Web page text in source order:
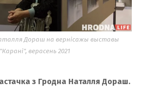
Дораш на вернісажы выставы
"Карані", верасень 2021
з Гродна Наталля Дораш.